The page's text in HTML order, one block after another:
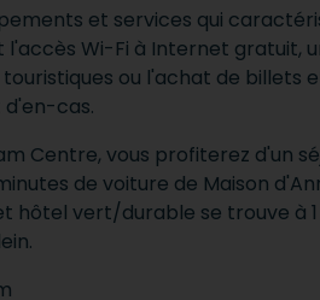
et services qui
Wi-Fi à Internet gratuit,
ou l'achat de billets
d'en-cas.
Centre, vous profiterez d'un
de voiture de Maison
hôtel vert/durable se trouve à